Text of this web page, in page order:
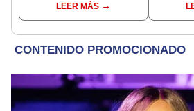
en agostoLEER MÁS